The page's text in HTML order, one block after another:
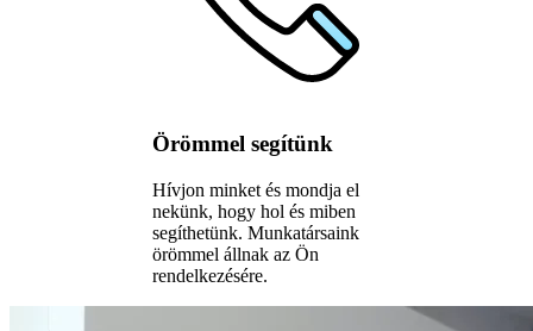
Örömmel segítünk
Hívjon minket és mondja el
nekünk, hogy hol és miben
segíthetünk. Munkatársaink
örömmel állnak az Ön
rendelkezésére.